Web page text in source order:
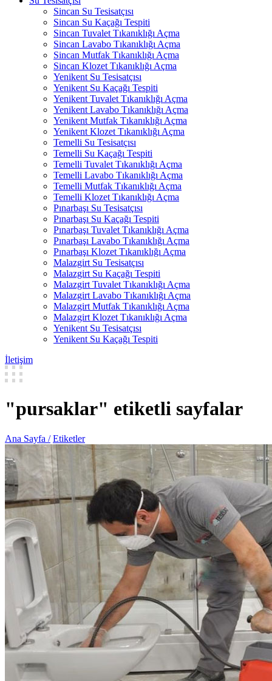
Sincan Su Tesisatçısı
Sincan Su Kaçağı Tespiti
Sincan Tuvalet Tıkanıklığı Açma
Sincan Lavabo Tıkanıklığı Açma
Sincan Mutfak Tıkanıklığı Açma
Sincan Klozet Tıkanıklığı Açma
Yenikent Su Tesisatçısı
Yenikent Su Kaçağı Tespiti
Yenikent Tuvalet Tıkanıklığı Açma
Yenikent Lavabo Tıkanıklığı Açma
Yenikent Mutfak Tıkanıklığı Açma
Yenikent Klozet Tıkanıklığı Açma
Temelli Su Tesisatçısı
Temelli Su Kaçağı Tespiti
Temelli Tuvalet Tıkanıklığı Açma
Temelli Lavabo Tıkanıklığı Açma
Temelli Mutfak Tıkanıklığı Açma
Temelli Klozet Tıkanıklığı Açma
Pınarbaşı Su Tesisatçısı
Pınarbaşı Su Kaçağı Tespiti
Pınarbaşı Tuvalet Tıkanıklığı Açma
Pınarbaşı Lavabo Tıkanıklığı Açma
Pınarbaşı Klozet Tıkanıklığı Açma
Malazgirt Su Tesisatçısı
Malazgirt Su Kaçağı Tespiti
Malazgirt Tuvalet Tıkanıklığı Açma
Malazgirt Lavabo Tıkanıklığı Açma
Malazgirt Mutfak Tıkanıklığı Açma
Malazgirt Klozet Tıkanıklığı Açma
Yenikent Su Tesisatçısı
Yenikent Su Kaçağı Tespiti
İletişim
"pursaklar" etiketli sayfalar
Ana Sayfa / Etiketler